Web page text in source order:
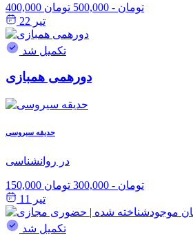
400,000 تومان - 500,000 تومان
تیر 22
تکمیل شد
دورهمی همبازی
حدیقه سیروسی
در روانشناسی
150,000 تومان - 300,000 تومان
تیر 11
تکمیل شد